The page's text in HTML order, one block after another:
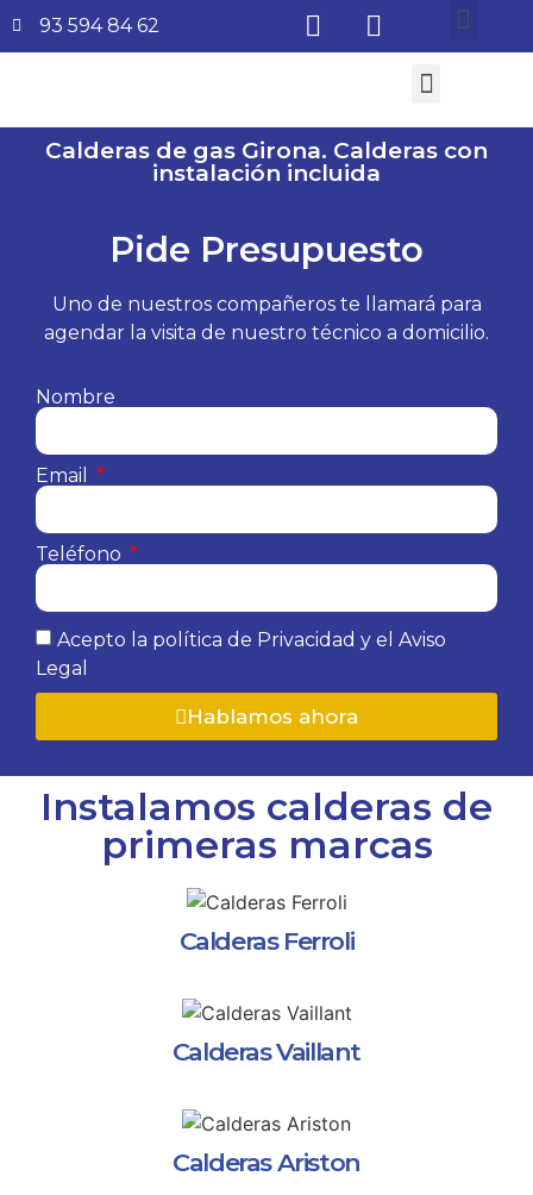
93 594 84 62
Calderas de gas Girona. Calderas con
instalación incluida
Pide Presupuesto
Uno de nuestros compañeros te llamará para
agendar la visita de nuestro técnico a domicilio.
Nombre
Email
Teléfono
Acepto la política de Privacidad y el Aviso
Legal
Hablamos ahora
Instalamos calderas de
primeras marcas
Calderas Ferroli
Calderas Vaillant
Calderas Ariston